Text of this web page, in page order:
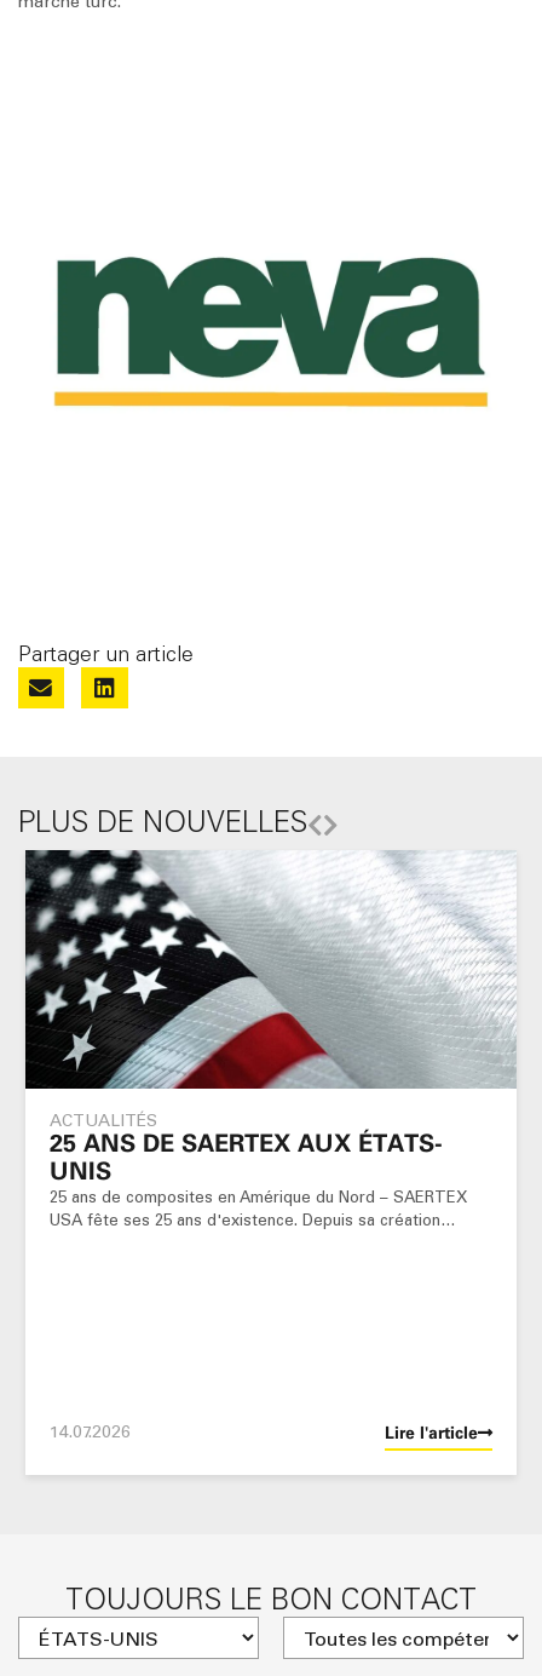
Partager un article
PLUS DE NOUVELLES
ACTUALITÉS
25 ANS DE SAERTEX AUX ÉTATS-
UNIS
25 ans de composites en Amérique du Nord – SAERTEX
USA fête ses 25 ans d'existence. Depuis sa création…
14.07.2026 Lire l'article
TOUJOURS LE BON CONTACT